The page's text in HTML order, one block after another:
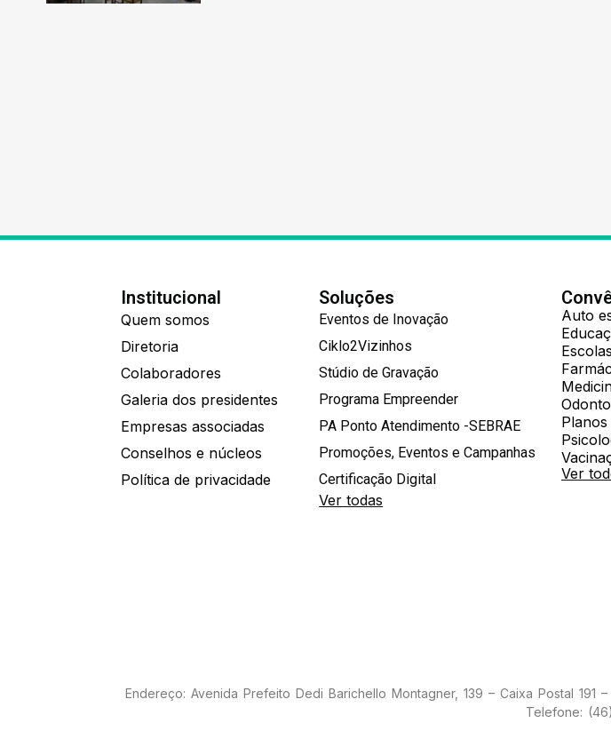
Institucional
Quem somos
Diretoria
Colaboradores
Galeria dos presidentes
Empresas associadas
Conselhos e núcleos
Política de privacidade
Soluções
Eventos de Inovação
Ciklo2Vizinhos
Stúdio de Gravação
Programa Empreender
PA Ponto Atendimento -SEBRAE
Promoções, Eventos e Campanhas
Certificação Digital
Ver todas
Auto
Ver
Endereço: Avenida Prefeito Dedi Barichello Montagner, 139 – Caixa Postal
Telefone: